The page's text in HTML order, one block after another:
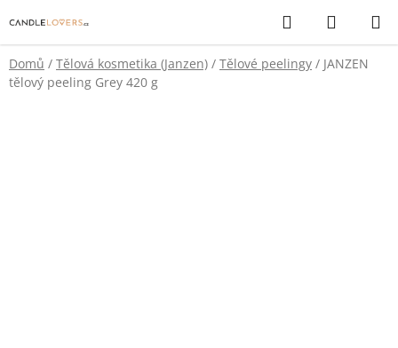
na
obsah
Hledat
KOŠÍK
Domů / Tělová kosmetika (Janzen) / Tělové peelingy / JANZEN
tělový peeling Grey 420 g